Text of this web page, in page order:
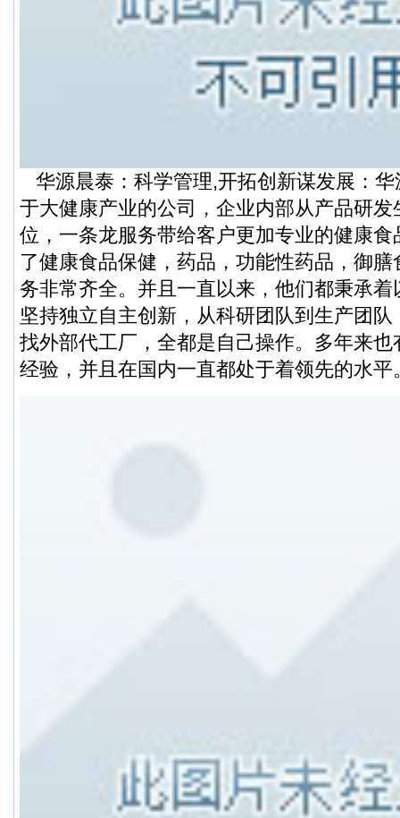
华源晨泰：科学管理,开拓创新谋发展：
于大健康产业的公司，企业内部从产品研
位，一条龙服务带给客户更加专业的健康
了健康食品保健，药品，功能性药品，御
务非常齐全。并且一直以来，他们都秉承
坚持独立自主创新，从科研团队到生产团
找外部代工厂，全都是自己操作。多年来
经验，并且在国内一直都处于着领先的水平